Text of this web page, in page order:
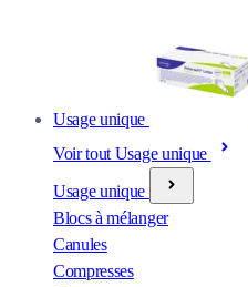
Usage unique
Voir tout Usage unique
Usage unique
Blocs à mélanger
Canules
Compresses